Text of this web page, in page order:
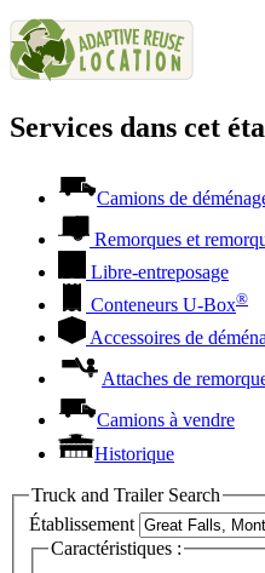
Services dans cet
Camions de
Remorques et
Libre-entreposage
Conteneurs U-Box®
Accessoires de
Attaches de
Camions à vendre
Historique
Truck and Trailer Search
Établissement
Caractéristiques :